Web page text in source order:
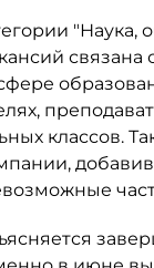
"Наука,
классов.